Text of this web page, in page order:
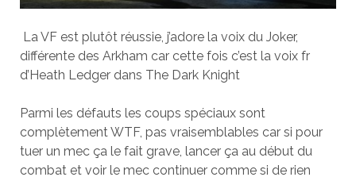
La VF est plutôt réussie, j’adore la voix du Joker,
différente des Arkham car cette fois c’est la voix fr
d’Heath Ledger dans The Dark Knight
Parmi les défauts les coups spéciaux sont
complètement WTF, pas vraisemblables car si pour
tuer un mec ça le fait grave, lancer ça au début du
combat et voir le mec continuer comme si de rien